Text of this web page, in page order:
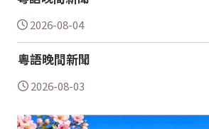
2026-08-04
粵語晚間新聞
2026-08-03